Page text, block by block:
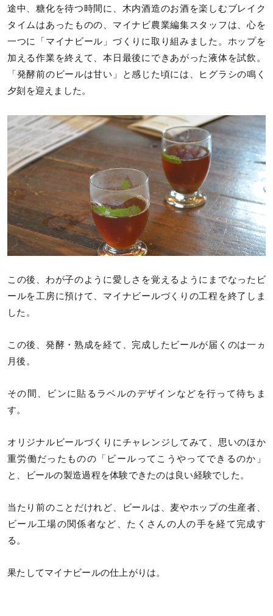
途中、糖化を待つ時間に、木内酒造のお酒を楽しむブレイク
タイムはあったものの、マイナビ農業編集スタッフは、心を
一つに「マイナビール」づくりに取り組みました。ホップを
加える作業を終えて、本日最後にできあがった液体を試飲。
「発酵前のビールは甘い」と感じた頃には、ヒグラシの鳴く
夕刻を迎えました。
この後、わが子のように愛しさを覚えるようにまでなったビ
ールを工房に預けて、マイナビールづくりの工程を終了しま
した。
この後、発酵・熟成を経て、完成したビールが届くのは一ヵ
月後。
その間、ビンに貼るラベルのデザインなどを行って待ちま
す。
オリジナルビールづくりにチャレンジしてみて、思いのほか
重労働だったものの「ビールってこうやってできるのか」
と、ビールの製造過程を体験できたのは良い経験でした。
当たり前のことだけれど、ビールは、麦やホップの生産者、
ビール工場の関係者など、たくさんの人の手を経て完成す
る。
果たしてマイナビールの仕上がりは。